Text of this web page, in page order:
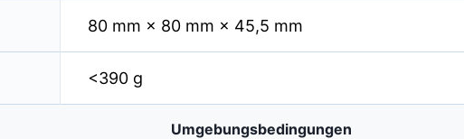
80 mm × 80 mm × 45,5 mm
<390 g
Umgebungsbedingungen